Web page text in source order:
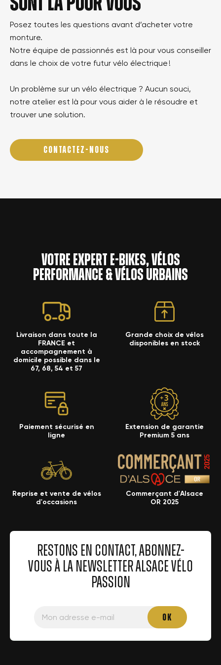
Posez toutes les questions avant d’acheter votre
monture.
Notre équipe de passionnés est là pour vous conseiller
dans le choix de votre futur vélo électrique !
Un problème sur un vélo électrique ? Aucun souci,
notre atelier est là pour vous aider à le résoudre et
trouver une solution.
CONTACTEZ-NOUS
Votre expert e-bikes, vélos
performance & vélos urbains
Livraison dans toute la
FRANCE et
accompagnement à
domicile possible dans le
67, 68, 54 et 57
Grande choix de vélos
disponibles en stock
Paiement sécurisé en
ligne
Extension de garantie
Premium 5 ans
Reprise et vente de vélos
d'occasions
Commerçant d'Alsace
OR 2025
RESTONS EN CONTACT, ABONNEZ-
VOUS À LA NEWSLETTER ALSACE VÉLO
PASSION